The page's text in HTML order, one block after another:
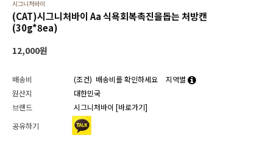
시그니처바이
(CAT)시그니처바이 Aa 식욕회복촉진을돕는 처방캔
(30g*8ea)
12,000원
배송비 (조건) 배송비를 확인하세요
지역별
원산지
대한민국
브랜드
시그니처바이 [바로가기]
공유하기